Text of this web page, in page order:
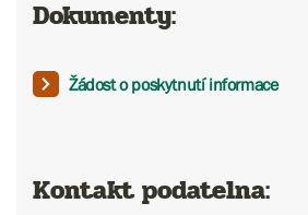
Dokumenty:
Žádost o poskytnutí informace
Kontakt podatelna: